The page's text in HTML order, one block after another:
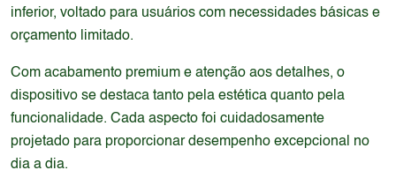
inferior, voltado para usuários com necessidades básicas e
orçamento limitado.
Com acabamento premium e atenção aos detalhes, o
dispositivo se destaca tanto pela estética quanto pela
funcionalidade. Cada aspecto foi cuidadosamente
projetado para proporcionar desempenho excepcional no
dia a dia.